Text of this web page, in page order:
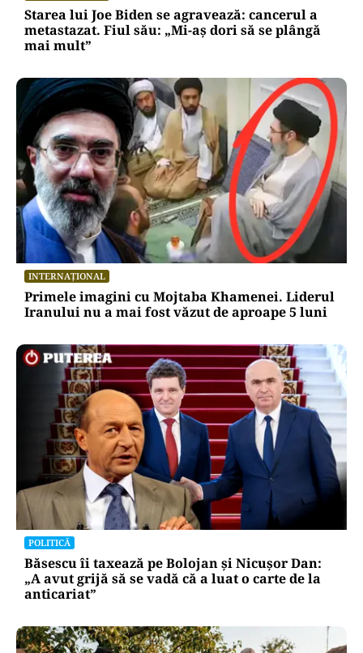
Starea lui Joe Biden se agravează: cancerul a
metastazat. Fiul său: „Mi-aș dori să se plângă
mai mult”
INTERNAȚIONAL
Primele imagini cu Mojtaba Khamenei. Liderul
Iranului nu a mai fost văzut de aproape 5 luni
POLITICĂ
Băsescu îi taxează pe Bolojan și Nicușor Dan:
„A avut grijă să se vadă că a luat o carte de la
anticariat”